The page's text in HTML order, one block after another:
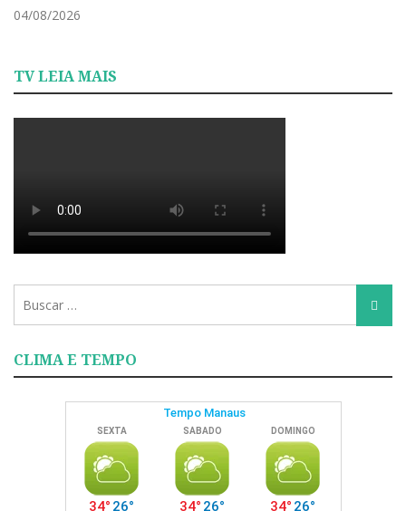
04/08/2026
TV LEIA MAIS
para:
Busca
CLIMA E TEMPO